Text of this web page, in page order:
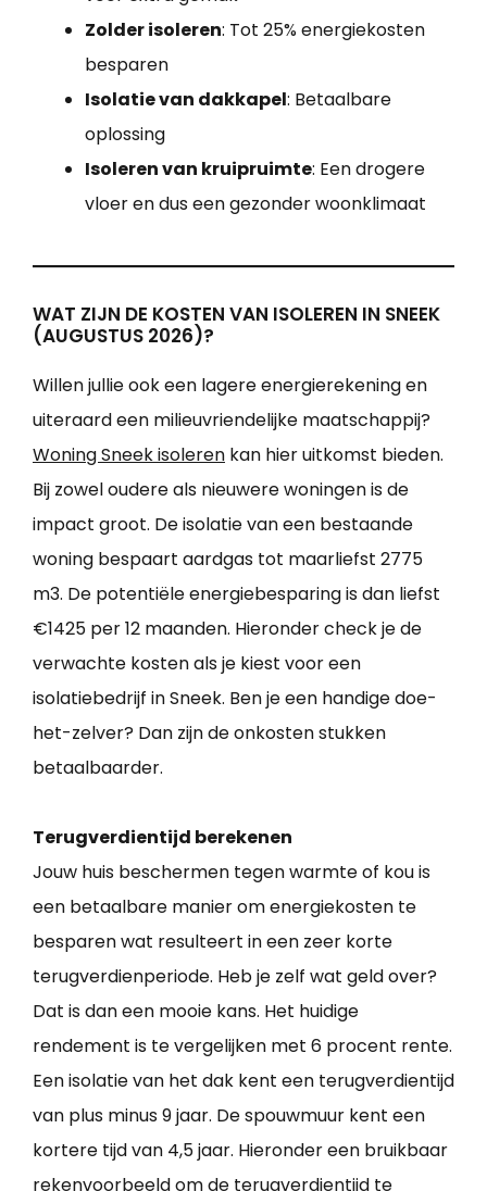
Zolder isoleren: Tot 25% energiekosten
besparen
Isolatie van dakkapel: Betaalbare
oplossing
Isoleren van kruipruimte: Een drogere
vloer en dus een gezonder woonklimaat
WAT ZIJN DE KOSTEN VAN ISOLEREN IN SNEEK
(AUGUSTUS 2026)?
Willen jullie ook een lagere energierekening en
uiteraard een milieuvriendelijke maatschappij?
Woning Sneek isoleren kan hier uitkomst bieden.
Bij zowel oudere als nieuwere woningen is de
impact groot. De isolatie van een bestaande
woning bespaart aardgas tot maarliefst 2775
m3. De potentiële energiebesparing is dan liefst
€1425 per 12 maanden. Hieronder check je de
verwachte kosten als je kiest voor een
isolatiebedrijf in Sneek. Ben je een handige doe-
het-zelver? Dan zijn de onkosten stukken
betaalbaarder.
Terugverdientijd berekenen
Jouw huis beschermen tegen warmte of kou is
een betaalbare manier om energiekosten te
besparen wat resulteert in een zeer korte
terugverdienperiode. Heb je zelf wat geld over?
Dat is dan een mooie kans. Het huidige
rendement is te vergelijken met 6 procent rente.
Een isolatie van het dak kent een terugverdientijd
van plus minus 9 jaar. De spouwmuur kent een
kortere tijd van 4,5 jaar. Hieronder een bruikbaar
rekenvoorbeeld om de terugverdientijd te